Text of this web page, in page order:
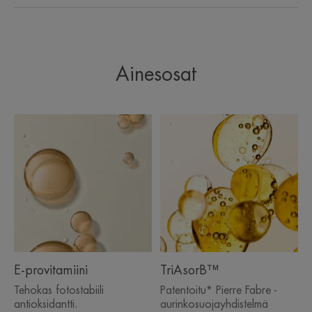
MUUTAMA SANA
ASIANTUNTIJALTAMME
Aurinkosuoja, joka on suunniteltu
kaikkein aurinkoherkimmälle
iholle ja kaikkein voimakkaimpiin
auringonvalon olosuhteisiin.
Edut
Ainesosat
E-provitamiini
Tehokas fotostabiili
antioksidantti.
TriAsorB™
Patentoitu* Pierre Fabre -
aurinkosuojayhdistelmä